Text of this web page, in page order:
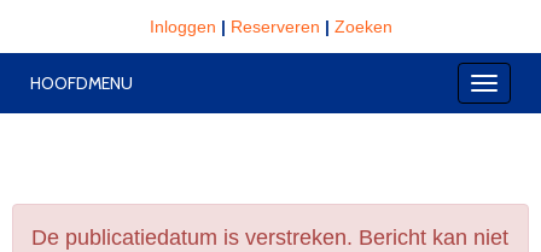
Inloggen | Reserveren | Zoeken
HOOFDMENU
De publicatiedatum is verstreken. Bericht kan niet